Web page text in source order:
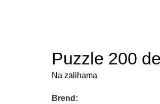
Puzzle 200
Na zalihama
Brend: